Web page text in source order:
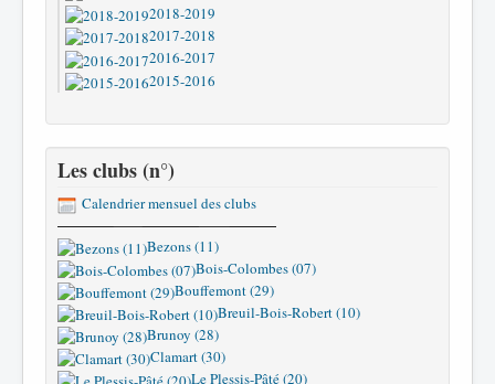
2018-2019
2017-2018
2016-2017
2015-2016
Les clubs (n°)
Calendrier mensuel des clubs
Bezons (11)
Bois-Colombes (07)
Bouffemont (29)
Breuil-Bois-Robert (10)
Brunoy (28)
Clamart (30)
Le Plessis-Pâté (20)